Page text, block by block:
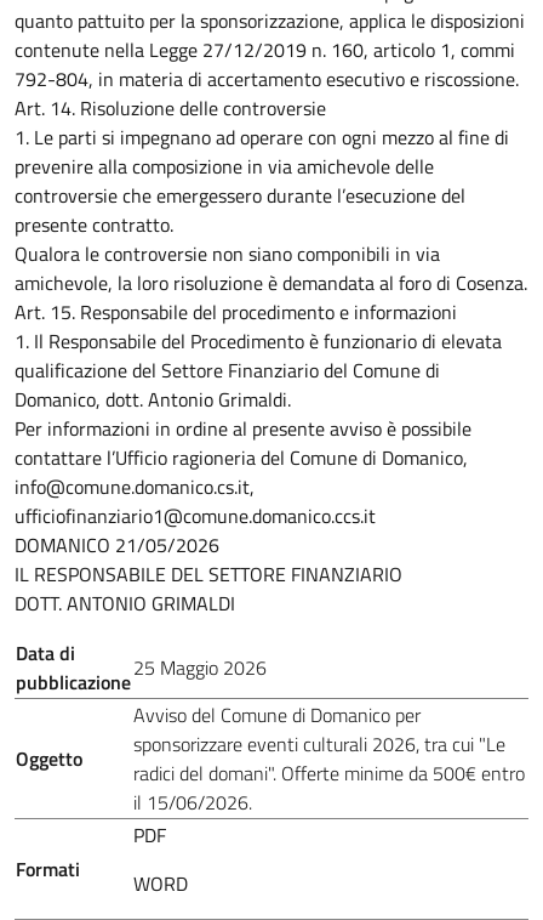
quanto pattuito per la sponsorizzazione, applica le disposizioni
contenute nella Legge 27/12/2019 n. 160, articolo 1, commi
792-804, in materia di accertamento esecutivo e riscossione.
Art. 14. Risoluzione delle controversie
1. Le parti si impegnano ad operare con ogni mezzo al fine di
prevenire alla composizione in via amichevole delle
controversie che emergessero durante l’esecuzione del
presente contratto.
Qualora le controversie non siano componibili in via
amichevole, la loro risoluzione è demandata al foro di Cosenza.
Art. 15. Responsabile del procedimento e informazioni
1. Il Responsabile del Procedimento è funzionario di elevata
qualificazione del Settore Finanziario del Comune di
Domanico, dott. Antonio Grimaldi.
Per informazioni in ordine al presente avviso è possibile
contattare l’Ufficio ragioneria del Comune di Domanico,
info@comune.domanico.cs.it,
ufficiofinanziario1@comune.domanico.ccs.it
DOMANICO 21/05/2026
IL RESPONSABILE DEL SETTORE FINANZIARIO
DOTT. ANTONIO GRIMALDI
Data di
pubblicazione25 Maggio 2026
Oggetto
Avviso del Comune di Domanico per
sponsorizzare eventi culturali 2026, tra cui "Le
radici del domani". Offerte minime da 500€ entro
il 15/06/2026.
Formati
PDF
WORD